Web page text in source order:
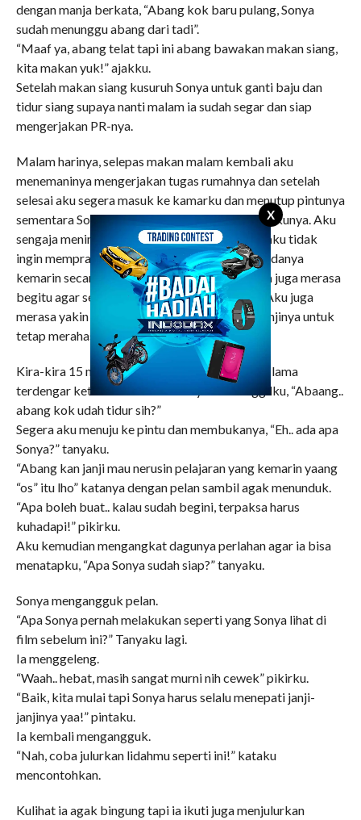
X
dengan manja berkata, “Abang kok baru pulang, Sonya
sudah menunggu abang dari tadi”.
“Maaf ya, abang telat tapi ini abang bawakan makan siang,
kita makan yuk!” ajakku.
Setelah makan siang kusuruh Sonya untuk ganti baju dan
tidur siang supaya nanti malam ia sudah segar dan siap
mengerjakan PR-nya.
Malam harinya, selepas makan malam kembali aku
menemaninya mengerjakan tugas rumahnya dan setelah
selesai aku segera masuk ke kamarku dan menutup pintunya
sementara Sonya masih membereskan buku-bukunya. Aku
sengaja meninggalkannya karena sebenarnya aku tidak
ingin mempraktekkan apa yang aku ajarkan padanya
kemarin secara lebih jauh dan aku berharap dia juga merasa
begitu agar semuanya tetap aman dan damai. Aku juga
merasa yakin bahwa Sonya akan memegang janjinya untuk
tetap merahasiakan hal ini.
Kira-kira 15 menit aku berada di kamarku, tak lama
terdengar ketukan dan suara Sonya memanggilku, “Abaang..
abang kok udah tidur sih?”
Segera aku menuju ke pintu dan membukanya, “Eh.. ada apa
Sonya?” tanyaku.
“Abang kan janji mau nerusin pelajaran yang kemarin yaang
“os” itu lho” katanya dengan pelan sambil agak menunduk.
“Apa boleh buat.. kalau sudah begini, terpaksa harus
kuhadapi!” pikirku.
Aku kemudian mengangkat dagunya perlahan agar ia bisa
menatapku, “Apa Sonya sudah siap?” tanyaku.
Sonya mengangguk pelan.
“Apa Sonya pernah melakukan seperti yang Sonya lihat di
film sebelum ini?” Tanyaku lagi.
Ia menggeleng.
“Waah.. hebat, masih sangat murni nih cewek” pikirku.
“Baik, kita mulai tapi Sonya harus selalu menepati janji-
janjinya yaa!” pintaku.
Ia kembali mengangguk.
“Nah, coba julurkan lidahmu seperti ini!” kataku
mencontohkan.
Kulihat ia agak bingung tapi ia ikuti juga menjulurkan